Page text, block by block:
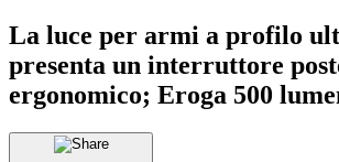
La luce per armi a profilo
presenta un interruttore
ergonomico; Eroga 500